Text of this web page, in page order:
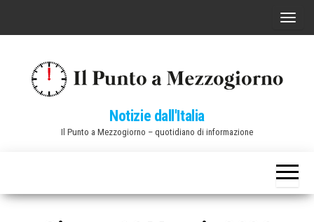
C
a
v
Notizie dall'Italia
Il Punto a Mezzogiorno – quotidiano di informazione